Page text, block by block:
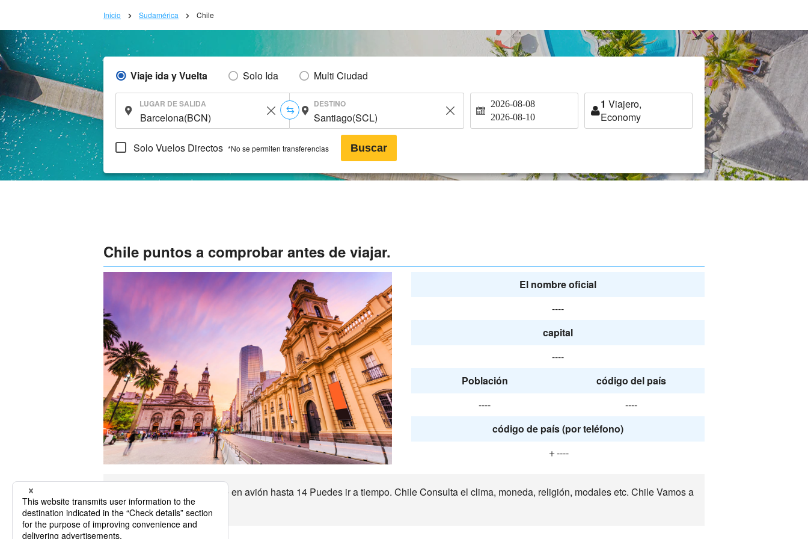
Inicio Sudamérica Chile
Viaje ida y Vuelta Solo Ida Multi Ciudad
LUGAR DE SALIDA DESTINO 2026-08-08
2026-08-10
1 Viajero,
Economy
Solo Vuelos Directos *No se permiten transferencias Buscar
Chile puntos a comprobar antes de viajar.
El nombre oficial
----
capital
----
Población
código del país
----
----
código de país (por teléfono)
＋----
Chile Es aproximadamente en avión hasta 14 Puedes ir a tiempo. Chile Consulta el clima, moneda, religión, modales etc. Chile Vamos a
disfrutar el viaje.